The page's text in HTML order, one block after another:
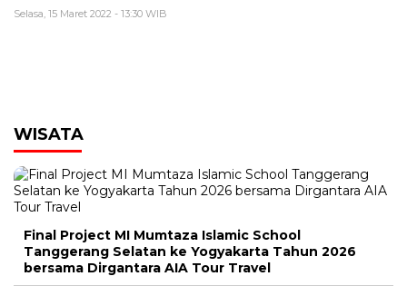
00:00
Selasa, 15 Maret 2022 - 13:30 WIB
WISATA
Final Project MI Mumtaza Islamic School
Tanggerang Selatan ke Yogyakarta Tahun 2026
bersama Dirgantara AIA Tour Travel